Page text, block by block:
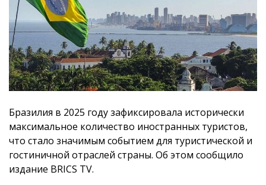
Бразилия в 2025 году зафиксировала исторически
максимальное количество иностранных туристов,
что стало значимым событием для туристической и
гостиничной отраслей страны. Об этом сообщило
издание BRICS TV.